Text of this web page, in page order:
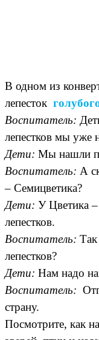
В одном из
лепесток
Воспитатель:
лепестков мы уже
Дети: Мы нашли
Воспитатель: А
– Семицветика?
Дети: У Цветика –
лепестков.
Воспитатель:
лепестков?
Дети: Нам надо
Воспитатель:
страну.
Посмотрите, как